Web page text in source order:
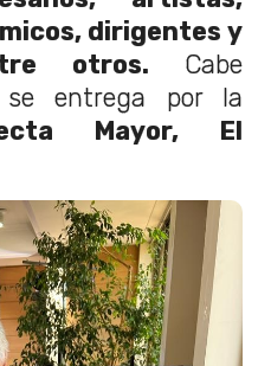
dirigentes y
otros. Cabe
entrega por la
Mayor, El